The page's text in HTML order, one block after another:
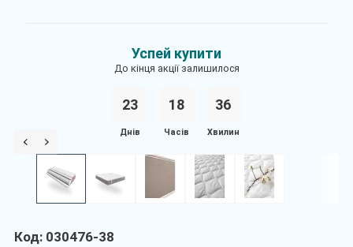
Успей купити
До кінця акції залишилося
23
Днів
18
Часів
35
Хвилин
Код: 030476-38